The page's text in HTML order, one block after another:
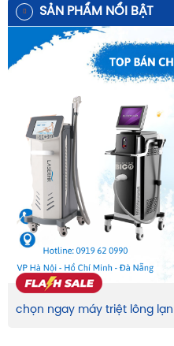
SẢN PHẨM NỔI BẬT
chọn ngay máy triệt lông